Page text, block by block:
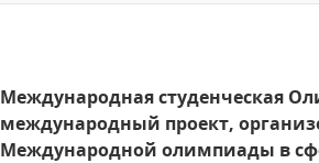
Международная студенческая
международный проект,
Международной олимпиады в